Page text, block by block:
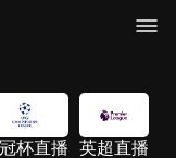
杯直播 英超直播